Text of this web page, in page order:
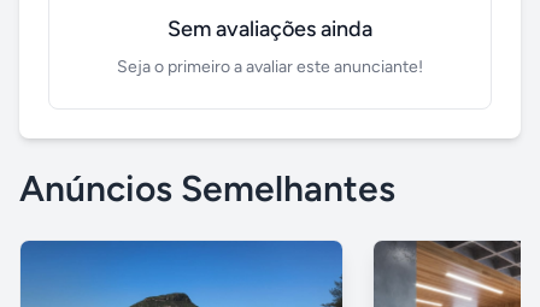
Sem avaliações ainda
Seja o primeiro a avaliar este anunciante!
Anúncios Semelhantes